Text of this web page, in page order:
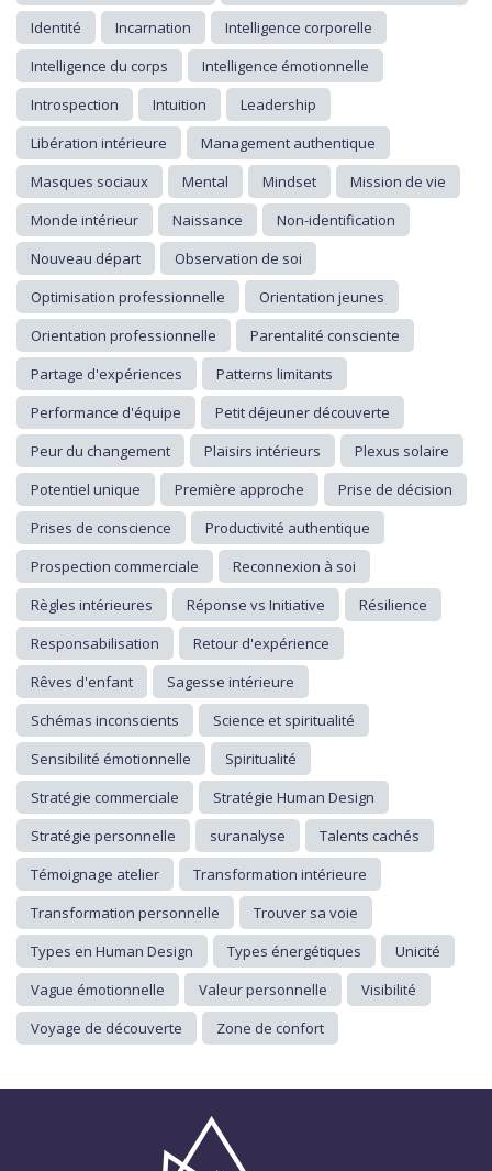
Identité
Incarnation
Intelligence corporelle
Intelligence du corps
Intelligence émotionnelle
Introspection
Intuition
Leadership
Libération intérieure
Management authentique
Masques sociaux
Mental Mindset
Mission de vie
Monde intérieur
Naissance
Non-identification
Nouveau départ
Observation de soi
Optimisation professionnelle
Orientation jeunes
Orientation professionnelle
Parentalité consciente
Partage d'expériences
Patterns limitants
Performance d'équipe
Petit déjeuner découverte
Peur du changement
Plaisirs intérieurs
Plexus solaire
Potentiel unique
Première approche
Prise de décision
Prises de conscience
Productivité authentique
Prospection commerciale
Reconnexion à soi
Règles intérieures
Réponse vs Initiative
Résilience
Responsabilisation
Retour d'expérience
Rêves d'enfant
Sagesse intérieure
Schémas inconscients
Science et spiritualité
Sensibilité émotionnelle
Spiritualité
Stratégie commerciale
Stratégie Human Design
Stratégie personnelle
suranalyse
Talents cachés
Témoignage atelier
Transformation intérieure
Transformation personnelle
Trouver sa voie
Types en Human Design
Types énergétiques
Unicité
Vague émotionnelle
Valeur personnelle
Visibilité
Voyage de découverte
Zone de confort